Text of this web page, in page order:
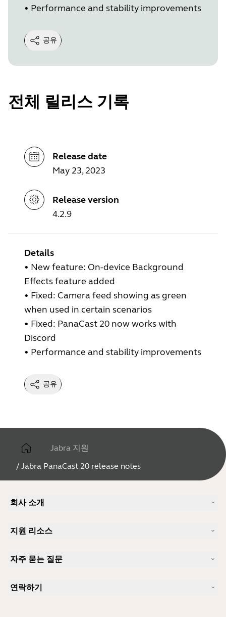
• Performance and stability improvements
공유
전체 릴리스 기록
Release date
May 23, 2023
Release version
4.2.9
Details
• New feature: On-device Background
Effects feature added
• Fixed: Camera feed showing as green
when used in certain scenarios
• Fixed: PanaCast 20 now works with
Discord
• Performance and stability improvements
공유
Jabra 지원
/ Jabra PanaCast 20 release notes
회사 소개
커리어
새 소식 및 보도자료
지원 리소스
사용자 설명서
호환성 가이드
자주 묻는 질문
iPhone을 위한 좋은 헤드셋은 무엇이 있습니까?
연락하기